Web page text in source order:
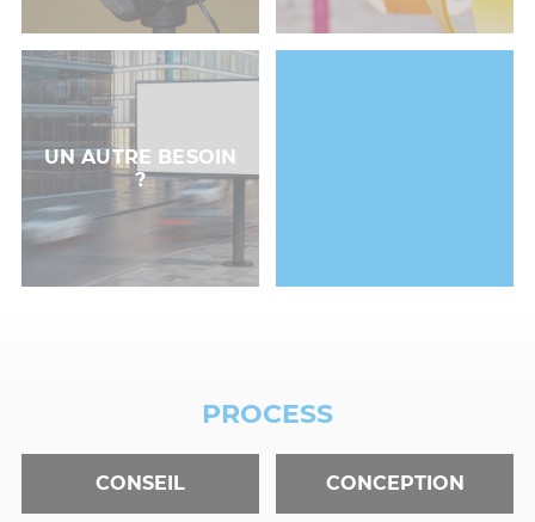
UN AUTRE BESOIN
?
PROCESS
CONSEIL CONCEPTION